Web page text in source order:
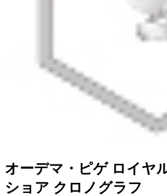
オーデマ・ピゲ ロイヤ
ショア クロノグラフ